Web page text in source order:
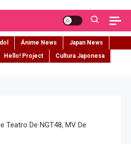
Ánime News
Japan News
Hello! Project
Cultura Japonesa
Teatro De NGT48, MV De